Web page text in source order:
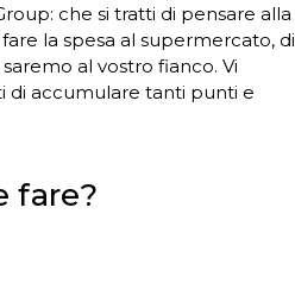
che si tratti di pensare alla
la spesa al supermercato, di
al vostro fianco. Vi
di accumulare tanti punti e
fare?